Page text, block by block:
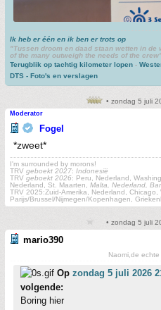
Ik heb er één en ik ben er trots op
"Tussen droom en daad staan wetten in
of the many outweigh the needs of the
Terugblik op tachtig kilometer lopen -
DTS - Foto's en verslagen
• zondag 5 juli
Moderator
Fogel
*zweet*
I'm surrounded by morons!
TRV geboekt 2027: Indonesië
TRV geboekt 2026: Peru, Nederland,
Nederland, St. Maarten, Malta, Nederland,
TRV 2025:Zuid-Amerika, Nederland,
Parijs/Brussel/Nijmegen/Kopenhagen,
• zondag 5 juli
mario390
Naomi,de
Op zondag 5 juli 2026
volgende:
Boring hier